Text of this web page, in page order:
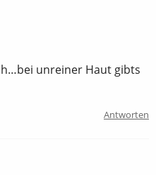
unreiner Haut gibts
Antworten